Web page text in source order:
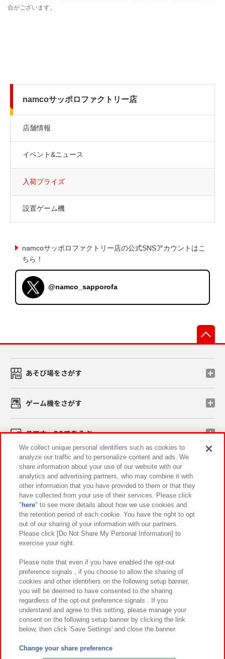
namcoサッポロファクトリー店
店舗情報
イベント&ニュース
入荷プライズ
設置ゲーム機
namcoサッポロファクトリー店の公式SNSアカウントはこ
ちら！
@namco_sapporofa
あそび場をさがす
ゲーム機をさがす
スマホ・PCであそぶ
イベント・キャンペーン
関連会社 サステナビリティ サイトポリシー
プライバシーポリシー ウェブアクセシビリティ方針と検証結果
お取引先さまとともに
カスタマーハラスメント対応方針 よくあるご質問・お問い合わせ
©Bandai Namco Amusement Inc.
©Bandai Namco Amusement Lab Inc.
We collect unique personal identifiers such as cookies to
analyze our traffic and to personalize content and ads. We
share information about your use of our website with our
analytics and advertising partners, who may combine it with
other information that you have provided to them or that they
have collected from your use of their services. Please click
" here" to see more details about how we use cookies and
the retention period of each cookie. You have the right to opt
out of our sharing of your information with our partners.
Please click [Do Not Share My Personal Information] to
exercise your right.
Please note that even if you have enabled the opt-out
preference signals , if you choose to allow the sharing of
cookies and other identifiers on the following setup banner,
you will be deemed to have consented to the sharing
regardless of the opt-out preference signals . If you
understand and agree to this setting, please manage your
consent on the following setup banner by clicking the link
below, then click 'Save Settings' and close the banner.
Change your share preference